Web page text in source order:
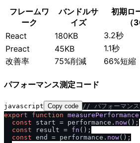
フレームワ
ーク
バンドルサ
イズ
初期ロ
（
React
180KB 3.2秒
Preact
45KB 1.1秒
改善率
75%削減 66%短縮
パフォーマンス測定コード
javascript Copy code / / パフォーマン
export
function measurePerformance
const start = performance. now();
const result = fn ();
const end = performance. now();